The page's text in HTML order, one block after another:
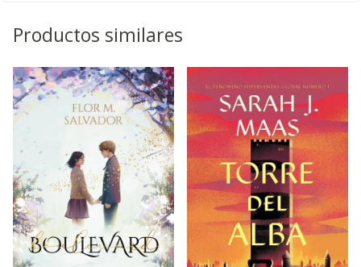
Productos similares